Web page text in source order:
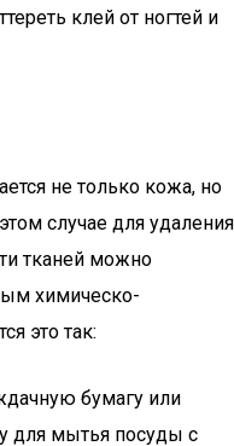
клей от ногтей и
не только кожа, но
случае для удаления
тканей можно
химическо-
это так:
бумагу или
для мытья посуды с